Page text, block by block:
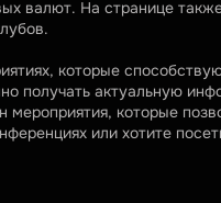
валют. На странице
которые
получать актуальную
которые
или хотите